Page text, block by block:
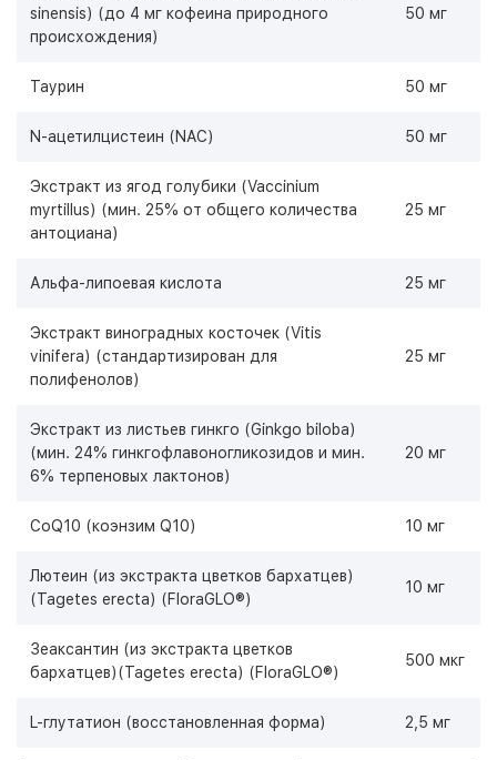
sinensis) (до 4 мг кофеина природного
происхождения)
50 мг
Таурин 50 мг
N-ацетилцистеин (NAC) 50 мг
Экстракт из ягод голубики (Vaccinium
myrtillus) (мин. 25% от общего количества
антоциана)
25 мг
Альфа-липоевая кислота 25 мг
Экстракт виноградных косточек (Vitis
vinifera) (стандартизирован для
полифенолов)
25 мг
Экстракт из листьев гинкго (Ginkgo biloba)
(мин. 24% гинкгофлавоногликозидов и мин.
6% терпеновых лактонов)
20 мг
CoQ10 (коэнзим Q10) 10 мг
Лютеин (из экстракта цветков бархатцев)
(Tagetes erecta) (FloraGLO®)
10 мг
Зеаксантин (из экстракта цветков
бархатцев)(Tagetes erecta) (FloraGLO®)
500 мкг
L-глутатион (восстановленная форма) 2,5 мг